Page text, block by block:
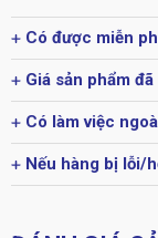
Có được miễn
Giá sản phẩm
Có làm việc
Nếu hàng bị lỗi/